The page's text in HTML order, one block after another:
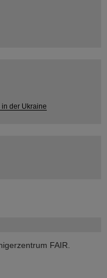
FAIR.
der Ukraine